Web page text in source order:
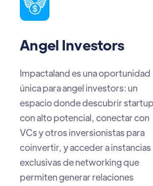
Startups
Estar en el lugar correcto, en el
momento indicado. Aquí
encuentras inversionistas
a escuchar, espacios para
tu talento y la posibilidad real de
convertir tu proyecto en la
gran historia de crecimiento de
Latam.